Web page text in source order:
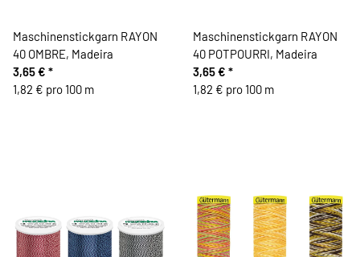
Maschinenstickgarn RAYON
40 OMBRE, Madeira
3,65 € *
1,82 € pro 100 m
Maschinenstickgarn RAYON
40 POTPOURRI, Madeira
3,65 € *
1,82 € pro 100 m